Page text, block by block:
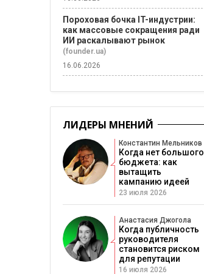
Пороховая бочка IT-индустрии:
как массовые сокращения ради
ИИ раскалывают рынок
(founder.ua)
16.06.2026
ЛИДЕРЫ МНЕНИЙ
Константин Мельников
Когда нет большого
бюджета: как
вытащить
кампанию идеей
23 июля 2026
Анастасия Джогола
Когда публичность
руководителя
становится риском
для репутации
16 июля 2026